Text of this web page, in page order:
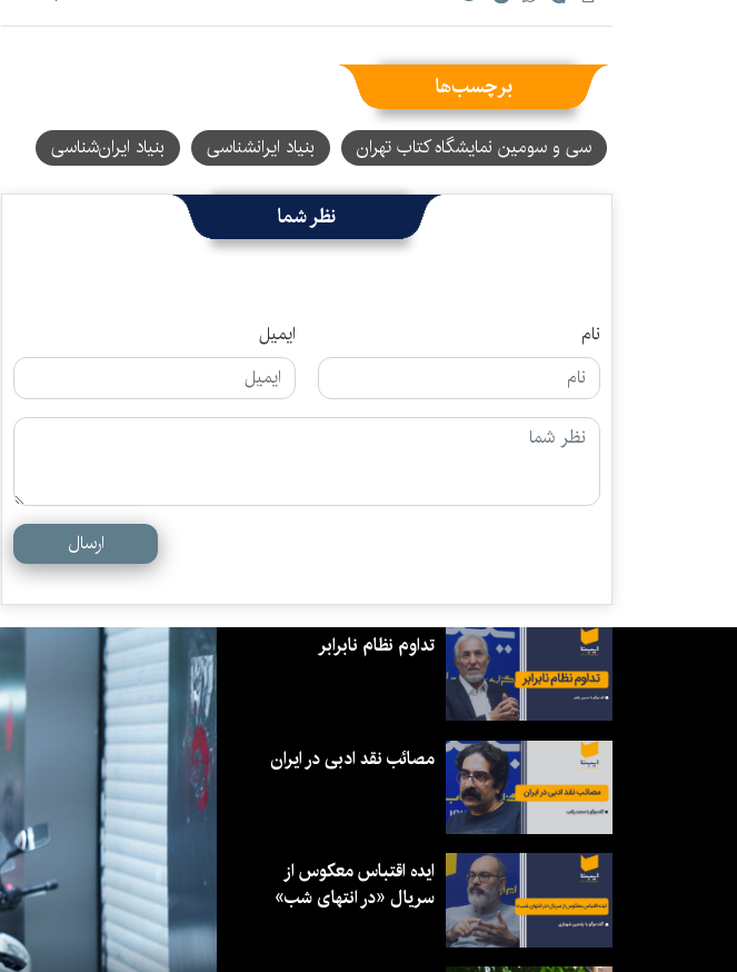
برچسب‌ها
سی و سومین نمایشگاه کتاب تهران بنیاد ایرانشناسی بنیاد ایران‌شناسی
نظر شما
نام ایمیل
ارسال
تداوم نظام نابرابر
مصائب نقد ادبی در ایران
ایده اقتباس معکوس از
سریال «در انتهای شب»